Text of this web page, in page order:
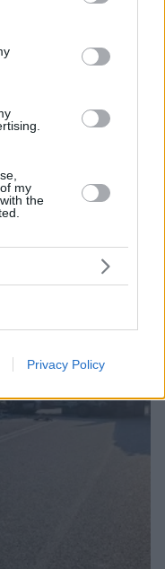
third-party tags to
in below Google
my
the
Privacy Policy
λίγες ώρες